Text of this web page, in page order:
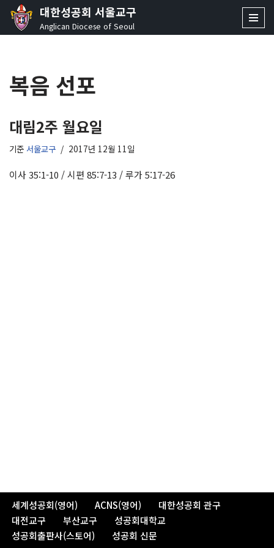
콘
로
건
뛰
기
대한성공회 서울교구
Anglican Diocese of Seoul
복음 선포
대림2주 월요일
기준 서울교구 2017년 12월 11일
이사 35:1-10 / 시편 85:7-13 / 루가 5:17-26
세계성공회(영어) ACNS(영어)
대한성공회 관구
대전교구
부산교구
성공회대학교
성공회출판사(스토어)
성공회 신문